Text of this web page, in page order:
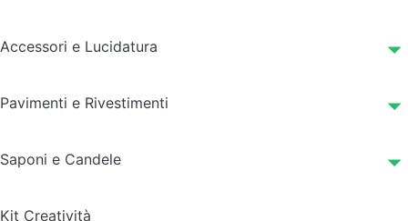
Accessori e Lucidatura
Pavimenti e Rivestimenti
Saponi e Candele
Kit Creatività